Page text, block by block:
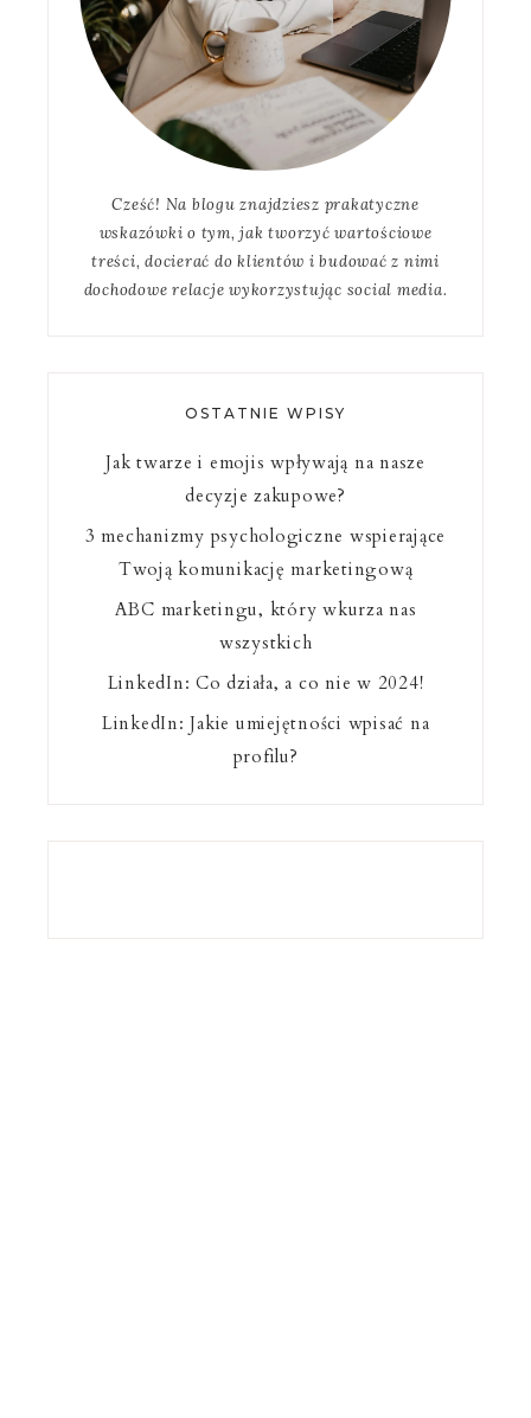
Cześć! Na blogu znajdziesz prakatyczne
wskazówki o tym, jak tworzyć wartościowe
treści, docierać do klientów i budować z nimi
dochodowe relacje wykorzystując social media.
OSTATNIE WPISY
Jak twarze i emojis wpływają na nasze
decyzje zakupowe?
3 mechanizmy psychologiczne wspierające
Twoją komunikację marketingową
ABC marketingu, który wkurza nas
wszystkich
LinkedIn: Co działa, a co nie w 2024!
LinkedIn: Jakie umiejętności wpisać na
profilu?